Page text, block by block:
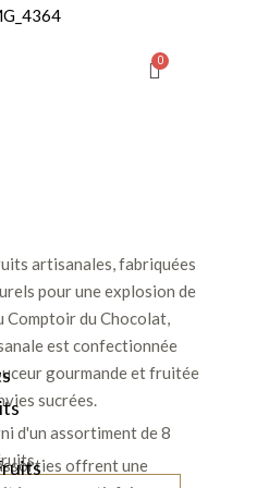
artisanales, fabriquées
pour une explosion de
Comptoir du Chocolat,
est confectionnée
gourmande et fruitée
sucrées.
d'un assortiment de 8
offrent une